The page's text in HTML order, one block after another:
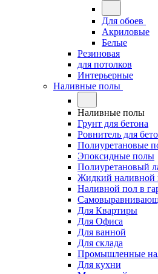
Для обоев
Акриловые
Белые
Резиновая
для потолков
Интерьерные
Наливные полы
Наливные полы
Грунт для бетона
Ровнитель для
Полиуретановые
Эпоксидные полы
Полиуретановый
Жидкий наливной
Наливной пол в
Для Квартиры
Для Офиса
Для ванной
Для склада
Промышленные
Для кухни